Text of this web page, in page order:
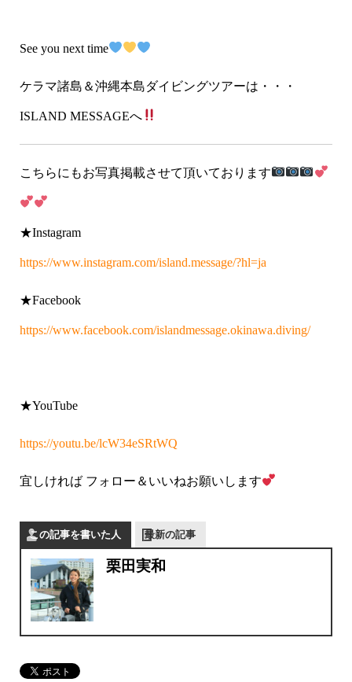
See you next time
ケラマ諸島＆沖縄本島ダイビングツアーは・・・
ISLAND MESSAGEへ
こちらにもお写真掲載させて頂いております
★Instagram
https://www.instagram.com/island.message/?hl=ja
★Facebook
https://www.facebook.com/islandmessage.okinawa.diving/
★YouTube
https://youtu.be/lcW34eSRtWQ
宜しければ フォロー＆いいねお願いします
この記事を書いた人 最新の記事
栗田実和